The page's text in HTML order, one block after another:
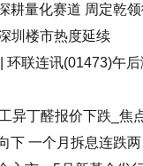
耕量化赛道 周定乾
圳楼市热度延续
环联连讯(01473)午
异丁醛报价下跌_焦
下 一个月拆息连跌